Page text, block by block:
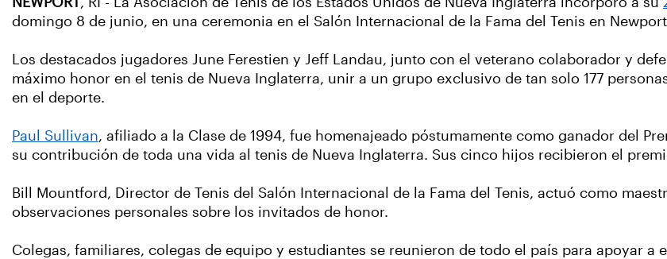
domingo 8 de junio, en una ceremonia en el Salón Internacional de la Fama del Tenis en
Los destacados jugadores June Ferestien y Jeff Landau, junto con el veterano colaborador y
máximo honor en el tenis de Nueva Inglaterra, unir a un grupo exclusivo de tan solo 177
en el deporte.
Paul Sullivan, afiliado a la Clase de 1994, fue homenajeado póstumamente como ganador del
su contribución de toda una vida al tenis de Nueva Inglaterra. Sus cinco hijos recibieron el
Bill Mountford, Director de Tenis del Salón Internacional de la Fama del Tenis, actuó como
observaciones personales sobre los invitados de honor.
Colegas, familiares, colegas de equipo y estudiantes se reunieron de todo el país para apoyar a